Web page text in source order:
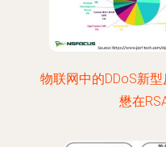
物联网中的DDoS新
懋在